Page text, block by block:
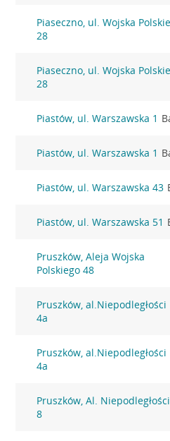
Piaseczno, ul. Wojska
28
Piaseczno, ul. Wojska
28
Piastów, ul. Warszawska 1
Piastów, ul. Warszawska 1
Piastów, ul. Warszawska 43
Piastów, ul. Warszawska 51
Pruszków, Aleja Wojska
Polskiego 48
Pruszków, al.Niepodległości
4a
Pruszków, al.Niepodległości
4a
Pruszków, Al. Niepodległości
8